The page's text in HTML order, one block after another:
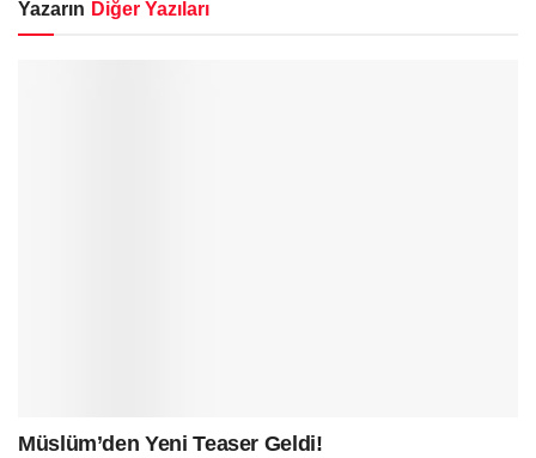
Yazarın Diğer Yazıları
Müslüm’den Yeni Teaser Geldi!